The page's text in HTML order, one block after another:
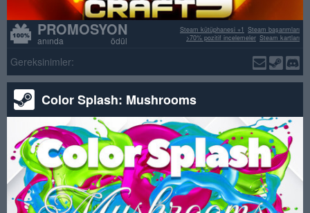
PROMOSYON
anında ödül
Steam başarımları
Steam kütüphanesi +1
Steam kartları
>70% pozitif incelemeler
Gereksinimler:
Color Splash: Mushrooms